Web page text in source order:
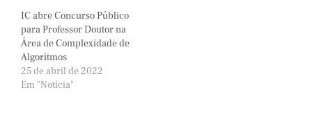
IC abre Concurso Público
para Professor Doutor na
Área de Complexidade de
Algoritmos
25 de abril de 2022
Em "Notícia"